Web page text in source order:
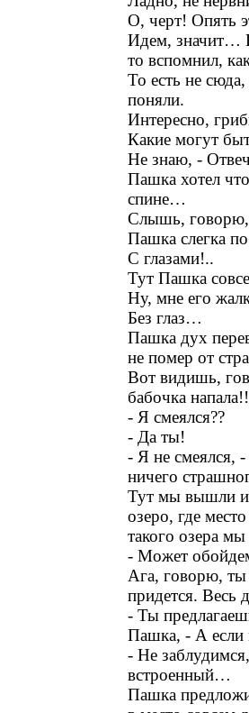
О, черт! Опять
Идем, значит…
то вспомнил,
То есть не
поняли.
Интересно,
Какие могут
Не знаю, -
Пашка хотел
спине…
Слышь, говорю,
Пашка слегка
С глазами!..
Тут Пашка
Ну, мне его
Без глаз…
Пашка дух
не помер от
Вот видишь,
бабочка напала!!
- Я смеялся??
- Да ты!
- Я не смеялся,
ничего
Тут мы вышли
озеро, где
такого озера
- Может
Ага, говорю, ты
придется. Весь
- Ты
Пашка, - А если
- Не
встроенный…
Пашка